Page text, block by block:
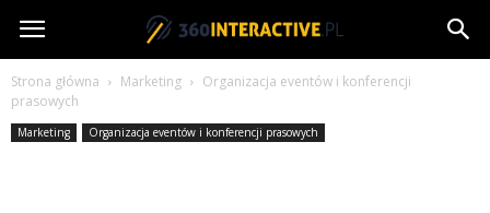
360interactive.pl
Strona główna Marketing
Organizacja eventów i konferencji
prasowych
Marketing Organizacja eventów i konferencji prasowych